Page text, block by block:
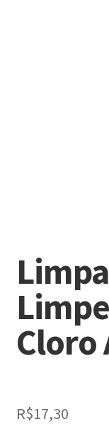
Cloro
R$17,30